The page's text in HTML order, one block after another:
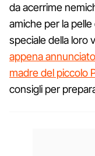
da acerrime
amiche per la
speciale della loro
appena
madre del piccolo
consigli per